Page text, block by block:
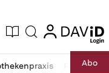
Ausgabe
Suche login
login
RechtAbo